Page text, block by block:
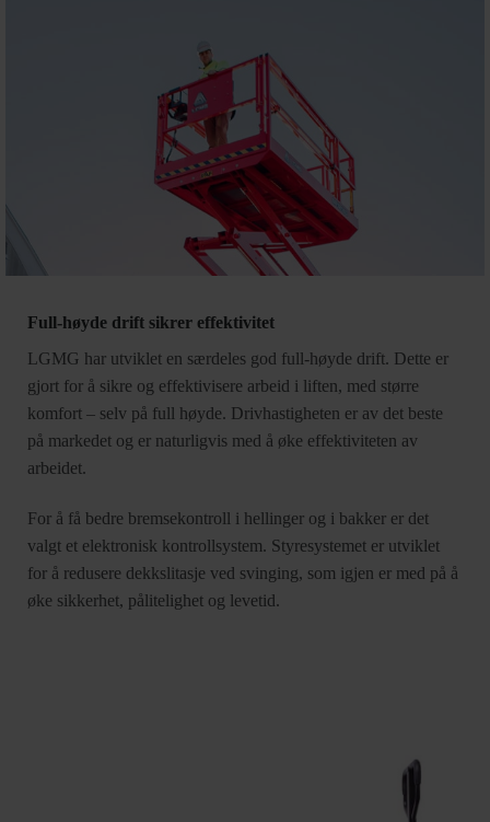
Full-høyde drift sikrer effektivitet
LGMG har utviklet en særdeles god full-høyde drift. Dette er
gjort for å sikre og effektivisere arbeid i liften, med større
komfort – selv på full høyde. Drivhastigheten er av det beste
på markedet og er naturligvis med å øke effektiviteten av
arbeidet.
For å få bedre bremsekontroll i hellinger og i bakker er det
valgt et elektronisk kontrollsystem. Styresystemet er utviklet
for å redusere dekkslitasje ved svinging, som igjen er med på å
øke sikkerhet, pålitelighet og levetid.